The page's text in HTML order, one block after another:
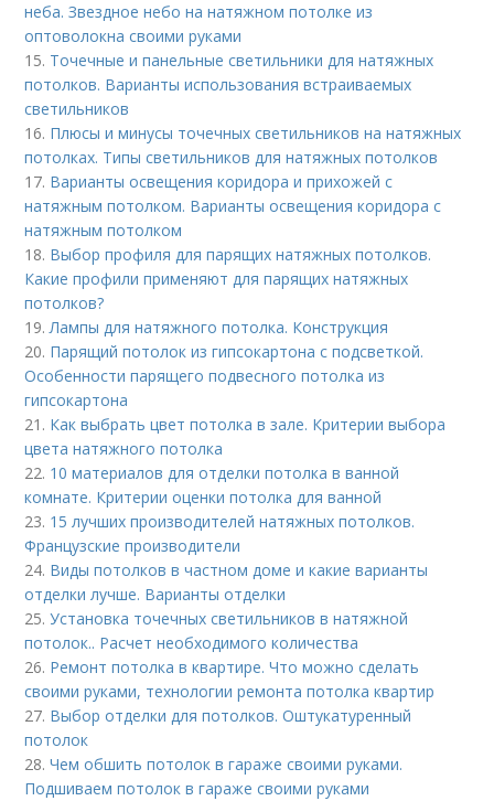
неба. Звездное небо на натяжном потолке из
оптоволокна своими руками
15. Точечные и панельные светильники для натяжных
потолков. Варианты использования встраиваемых
светильников
16. Плюсы и минусы точечных светильников на натяжных
потолках. Типы светильников для натяжных потолков
17. Варианты освещения коридора и прихожей с
натяжным потолком. Варианты освещения коридора с
натяжным потолком
18. Выбор профиля для парящих натяжных потолков.
Какие профили применяют для парящих натяжных
потолков?
19.Лампы для натяжного потолка. Конструкция
20. Парящий потолок из гипсокартона с подсветкой.
Особенности парящего подвесного потолка из
гипсокартона
21. Как выбрать цвет потолка в зале. Критерии выбора
цвета натяжного потолка
22. 10 материалов для отделки потолка в ванной
комнате. Критерии оценки потолка для ванной
23. 15 лучших производителей натяжных потолков.
Французские производители
24. Виды потолков в частном доме и какие варианты
отделки лучше. Варианты отделки
25.Установка точечных светильников в натяжной
потолок.. Расчет необходимого количества
26. Ремонт потолка в квартире. Что можно сделать
своими руками, технологии ремонта потолка квартир
27. Выбор отделки для потолков. Оштукатуренный
потолок
28.Чем обшить потолок в гараже своими руками.
Подшиваем потолок в гараже своими руками